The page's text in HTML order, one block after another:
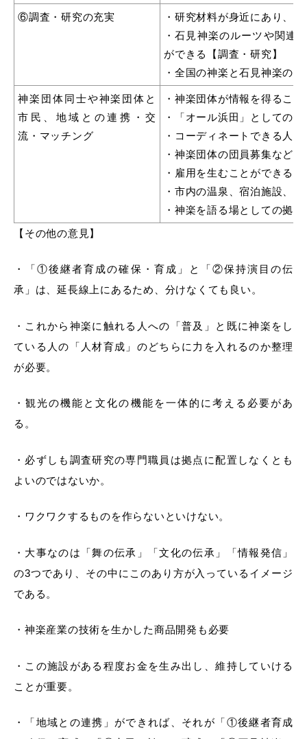
⑥調査・研究の充実
・研究材料が身近にあり、
・石見神楽のルーツや関連
ができる【調査・研究】
・全国の神楽と石見神楽の
神楽団体同士や神楽団体と
市民、地域との連携・交
流・マッチング
・神楽団体が情報を得るこ
・「オール浜田」としての
・コーディネートできる人
・神楽団体の団員募集など
・雇用を生むことができる
・市内の温泉、宿泊施設、
・神楽を語る場としての拠点
【その他の意見】
・「①後継者育成の確保・育成」と「②保持演目の伝
承」は、延長線上にあるため、分けなくても良い。
・これから神楽に触れる人への「普及」と既に神楽をし
ている人の「人材育成」のどちらに力を入れるのか整理
が必要。
・観光の機能と文化の機能を一体的に考える必要があ
る。
・必ずしも調査研究の専門職員は拠点に配置しなくとも
よいのではないか。
・ワクワクするものを作らないといけない。
・大事なのは「舞の伝承」「文化の伝承」「情報発信」
の3つであり、その中にこのあり方が入っているイメージ
である。
・神楽産業の技術を生かした商品開発も必要
・この施設がある程度お金を生み出し、維持していける
ことが重要。
・「地域との連携」ができれば、それが「①後継者育成